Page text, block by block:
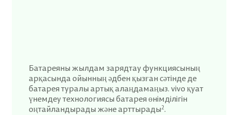
Батареяны жылдам зарядтау функциясының
арқасында ойынның әдбен қызған сәтінде де
батарея туралы артық алаңдамаңыз. vivo қуат
үнемдеу технологиясы батарея өнімділігін
оңтайландырады және арттырады2.